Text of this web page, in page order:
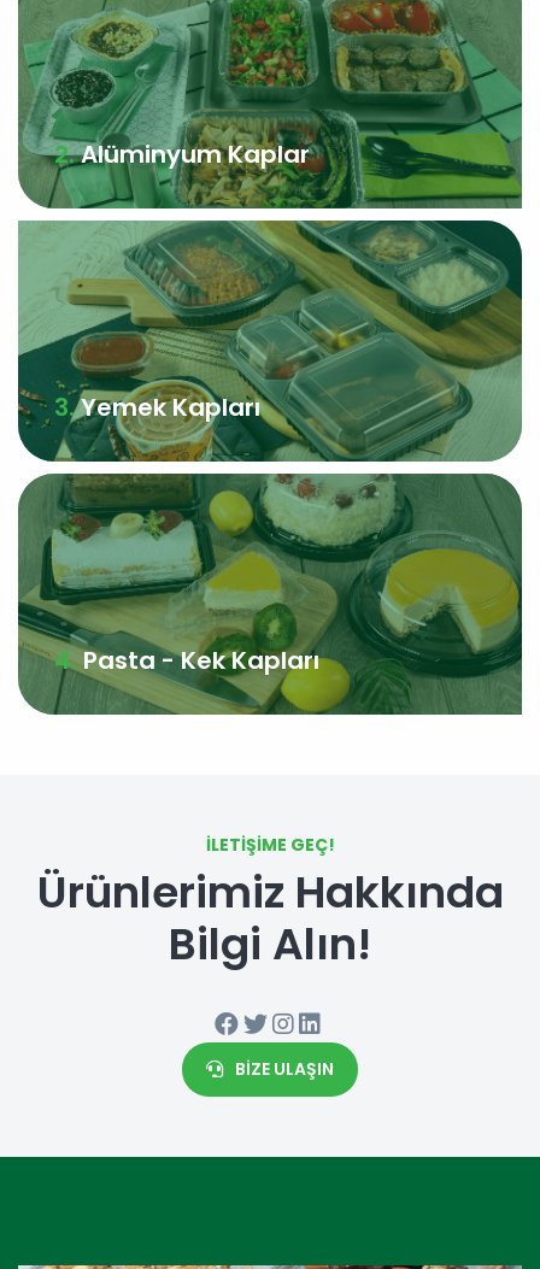
Alüminyum Kaplar
Yemek Kapları
Pasta - Kek Kapları
İLETIŞIME GEÇ!
Ürünlerimiz Hakkında
Bilgi Alın!
BIZE ULAŞIN